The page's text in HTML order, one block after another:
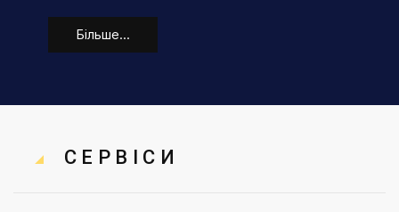
Більше...
СЕРВІСИ